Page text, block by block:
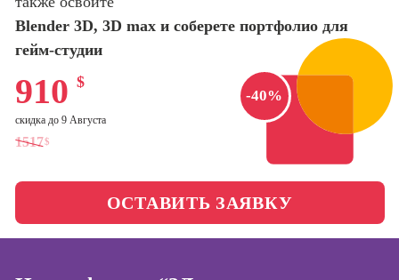
Школа бизнеса и
управления
Фотошкола
Школа медиа
Школа рисования
Профессия
Менеджер по
маркетингу в
социальных
сетях (SMM-
менеджер)
Специалист по
таргетингу
Blender 3D, 3D max и соберете портфолио для
гейм-студии
-40%
1517$
910 $
скидка до 9 Августа
ОСТАВИТЬ ЗАЯВКУ